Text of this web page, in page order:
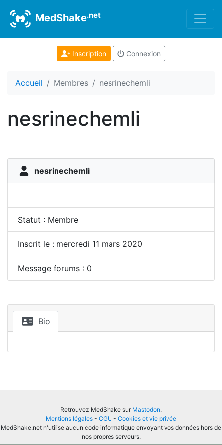
MedShake.net
Inscription Connexion
Accueil Membres nesrinechemli
nesrinechemli
nesrinechemli
Statut : Membre
Inscrit le : mercredi 11 mars 2020
Message forums : 0
Bio
Retrouvez MedShake sur Mastodon.
Mentions légales - CGU - Cookies et vie privée
MedShake.net n'utilise aucun code informatique envoyant vos données hors de
nos propres serveurs.